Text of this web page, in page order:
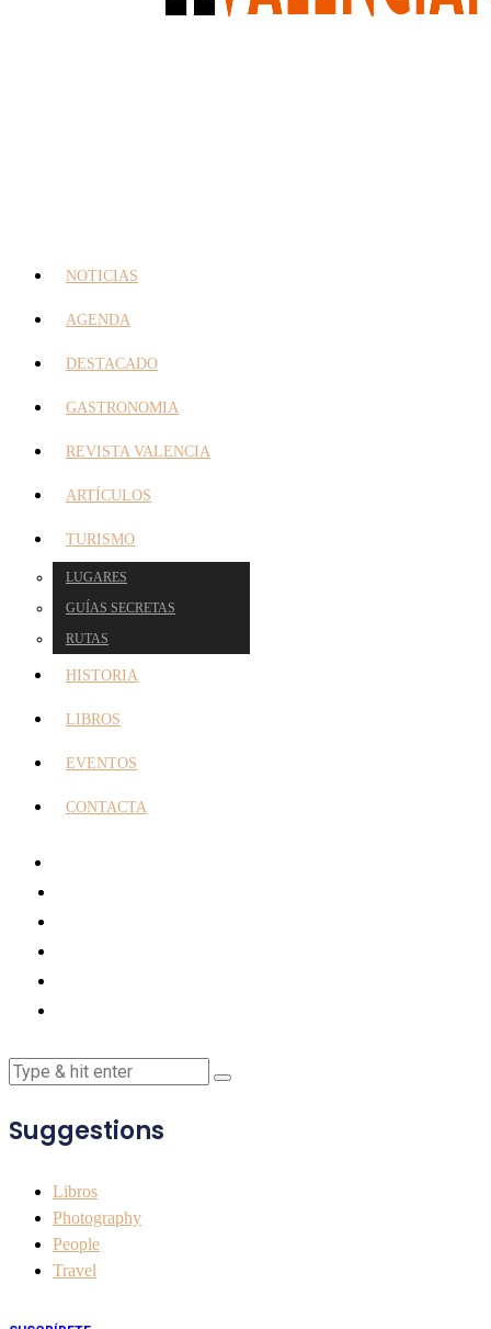
NOTICIAS
AGENDA
DESTACADO
GASTRONOMIA
REVISTA VALENCIA
ARTÍCULOS
TURISMO
LUGARES
GUÍAS SECRETAS
RUTAS
HISTORIA
LIBROS
EVENTOS
CONTACTA
Suggestions
Libros
Photography
People
Travel